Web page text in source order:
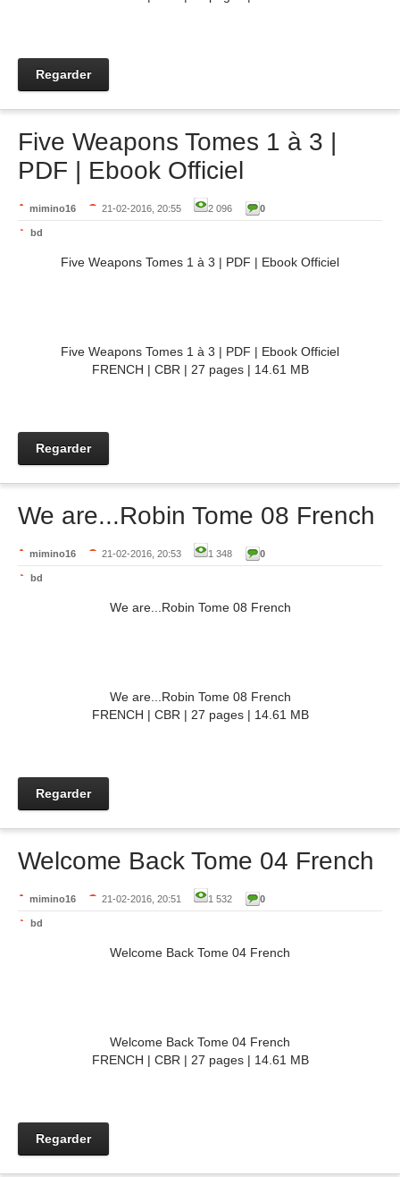
Regarder
Five Weapons Tomes 1 à 3 |
PDF | Ebook Officiel
mimino16 21-02-2016, 20:55 2 096 0
bd
Five Weapons Tomes 1 à 3 | PDF | Ebook Officiel
Five Weapons Tomes 1 à 3 | PDF | Ebook Officiel
FRENCH | CBR | 27 pages | 14.61 MB
Regarder
We are...Robin Tome 08 French
mimino16 21-02-2016, 20:53 1 348 0
bd
We are...Robin Tome 08 French
We are...Robin Tome 08 French
FRENCH | CBR | 27 pages | 14.61 MB
Regarder
Welcome Back Tome 04 French
mimino16 21-02-2016, 20:51 1 532 0
bd
Welcome Back Tome 04 French
Welcome Back Tome 04 French
FRENCH | CBR | 27 pages | 14.61 MB
Regarder